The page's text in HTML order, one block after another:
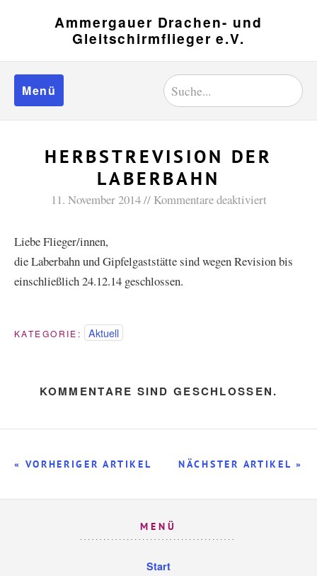
Ammergauer Drachen- und
Gleitschirmflieger e.V.
Menü
HERBSTREVISION DER
LABERBAHN
11. November 2014 Kommentare deaktiviert
Liebe Flieger/innen,
die Laberbahn und Gipfelgaststätte sind wegen Revision bis
einschließlich 24.12.14 geschlossen.
KATEGORIE: Aktuell
KOMMENTARE SIND GESCHLOSSEN.
NÄCHSTER ARTIKEL »
« VORHERIGER ARTIKEL
MENÜ
Start